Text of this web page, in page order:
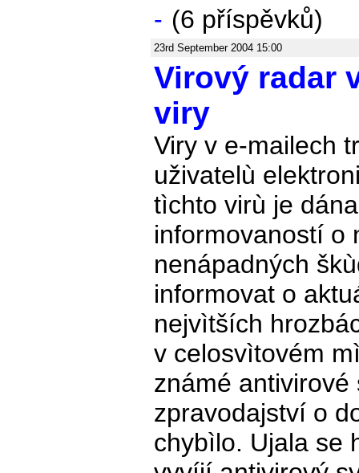
- (6 příspěvků)
23rd September 2004 15:00
Virový radar
viry
Viry v e-mailech
uživatelù
tìchto virù je
informovaností o
nenápadných
informovat o
nejvìtších
v celosvìtovém
známé
zpravodajství o
chybìlo. Ujala se